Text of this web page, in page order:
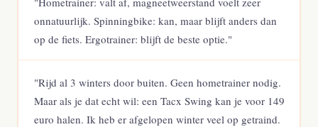
onnatuurlijk. Spinningbike: kan, maar blijft anders dan
op de fiets. Ergotrainer: blijft de beste optie."
"Rijd al 3 winters door buiten. Geen hometrainer nodig.
Maar als je dat echt wil: een Tacx Swing kan je voor 149
euro halen. Ik heb er afgelopen winter veel op getraind.